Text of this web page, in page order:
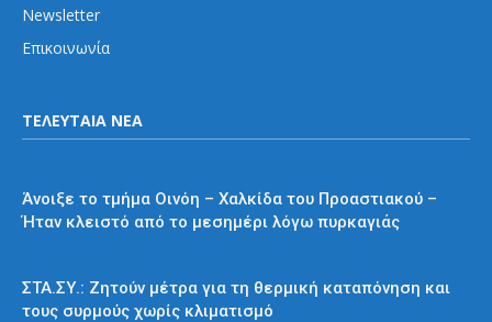
Newsletter
Επικοινωνία
ΤΕΛΕΥΤΑΙΑ ΝΕΑ
Άνοιξε το τμήμα Οινόη – Χαλκίδα του Προαστιακού –
Ήταν κλειστό από το μεσημέρι λόγω πυρκαγιάς
ΣΤΑ.ΣΥ.: Ζητούν μέτρα για τη θερμική καταπόνηση και
τους συρμούς χωρίς κλιματισμό